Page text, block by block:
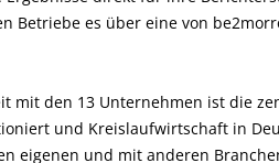
Betriebe es über eine von
mit den 13 Unternehmen ist die
und Kreislaufwirtschaft in
eigenen und mit anderen